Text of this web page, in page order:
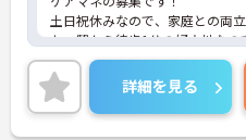
土日祝休みなので、家庭との両
た、駅から徒歩1分の好立地なの
です♪
ご興味のある方には、面接対策ポ
に詳細をお話しいたしますので
さい！
詳細を見る